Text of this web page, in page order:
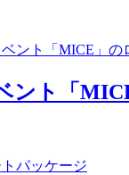
ント「